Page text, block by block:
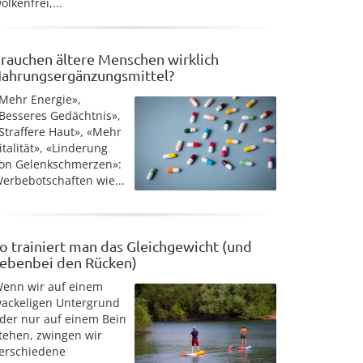
ältere Menschen wirklich
Energie»,
Gedächtnis»,
Haut», «Mehr
«Linderung
Gelenkschmerzen»:
wie...
trainiert man das Gleichgewicht (und
den Rücken)
wir auf einem
Untergrund
nur auf einem Bein
zwingen wir